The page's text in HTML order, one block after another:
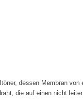
dessen Membran von
die auf einen nicht